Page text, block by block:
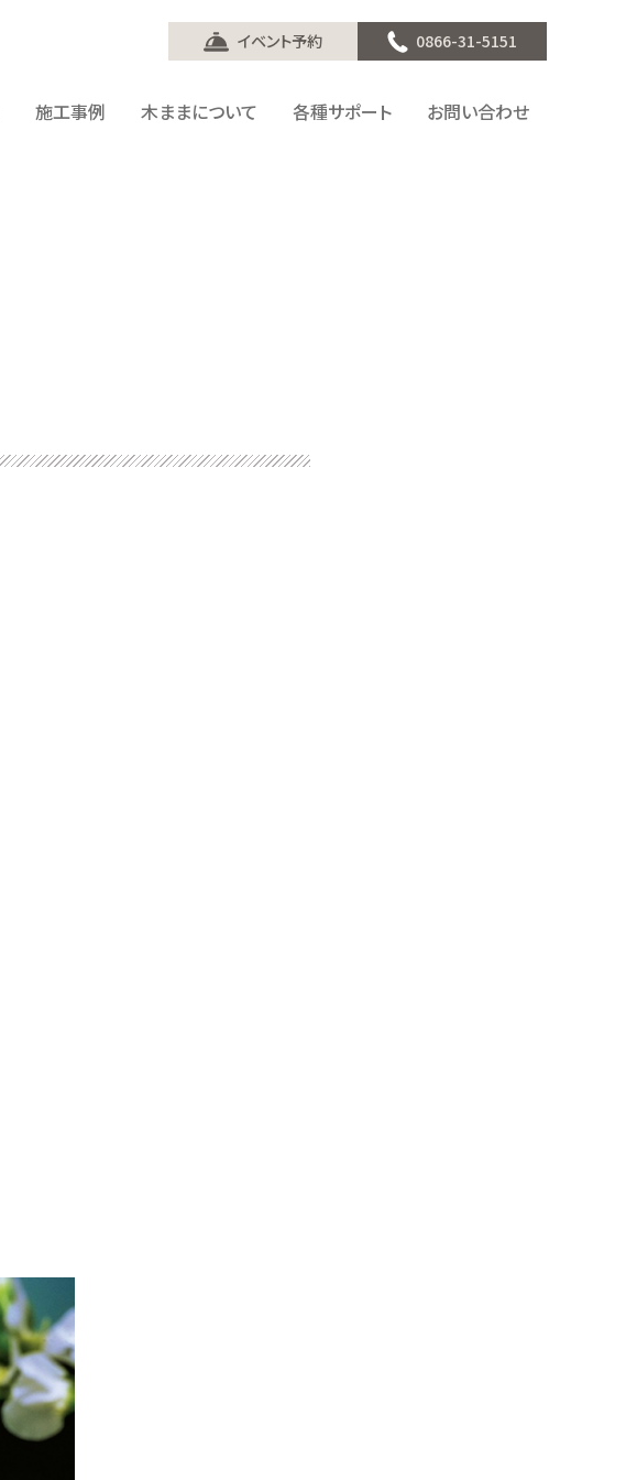
イベント予約 0866-31-5151
施工事例 木ままについて 各種サポート お問い合わせ